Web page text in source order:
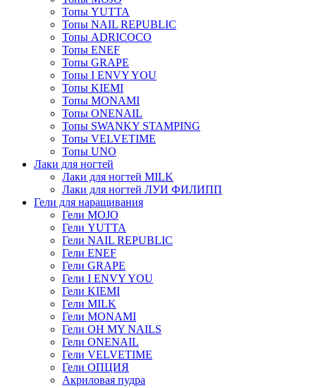
Топы YUTTA
Топы NAIL REPUBLIC
Топы ADRICOCO
Топы ENEF
Топы GRAPE
Топы I ENVY YOU
Топы KIEMI
Топы MONAMI
Топы ONENAIL
Топы SWANKY STAMPING
Топы VELVETIME
Топы UNO
Лаки для ногтей
Лаки для ногтей MILK
Лаки для ногтей ЛУИ ФИЛИПП
Гели для наращивания
Гели MOJO
Гели YUTTA
Гели NAIL REPUBLIC
Гели ENEF
Гели GRAPE
Гели I ENVY YOU
Гели KIEMI
Гели MILK
Гели MONAMI
Гели OH MY NAILS
Гели ONENAIL
Гели VELVETIME
Гели ОПЦИЯ
Акриловая пудра